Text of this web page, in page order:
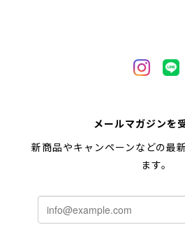
2024/02/10
メールマガジンを
新商品やキャンペーンなどの最
ます。